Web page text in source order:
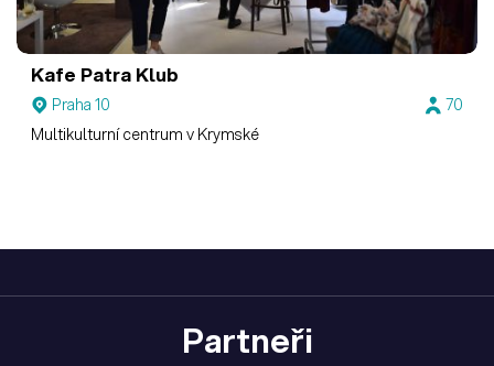
Kafe Patra Klub
Praha 10
70
Multikulturní centrum v Krymské
Partneři